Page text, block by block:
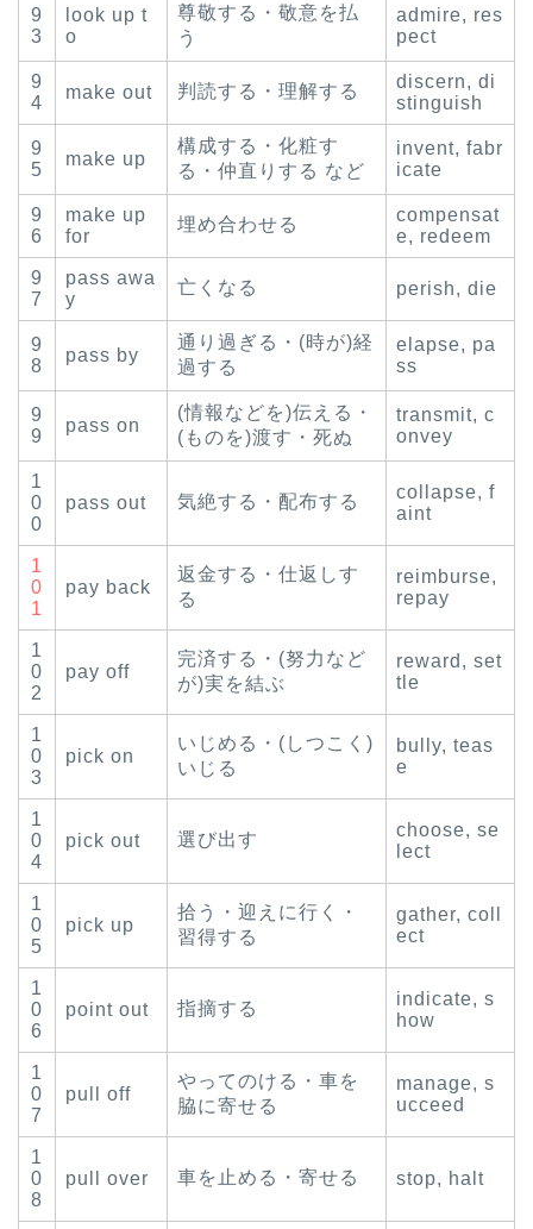
9
3
look up t
o
尊敬する・敬意を払
う
admire, res
pect
9
4
make out 判読する・理解する
discern, di
stinguish
9
5
make up
構成する・化粧す
る・仲直りする など
invent, fabr
icate
9
6
make up
for
埋め合わせる
compensat
e, redeem
9
7
pass awa
y
亡くなる perish, die
9
8
pass by
通り過ぎる・(時が)経
過する
elapse, pa
ss
9
9
pass on
(情報などを)伝える・
(ものを)渡す・死ぬ
transmit, c
onvey
1
0
0
pass out 気絶する・配布する
collapse, f
aint
1
0
1
pay back
返金する・仕返しす
る
reimburse,
repay
1
0
2
pay off
完済する・(努力など
が)実を結ぶ
reward, set
tle
1
0
3
pick on
いじめる・(しつこく)
いじる
bully, teas
e
1
0
4
pick out 選び出す
choose, se
lect
1
0
5
pick up
拾う・迎えに行く・
習得する
gather, coll
ect
1
0
6
point out 指摘する
indicate, s
how
1
0
7
pull off
やってのける・車を
脇に寄せる
manage, s
ucceed
1
0
8
pull over 車を止める・寄せる stop, halt